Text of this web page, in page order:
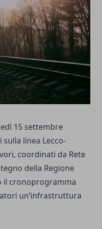
15 settembre
linea Lecco-
coordinati da Rete
della Regione
il cronoprogramma
un’infrastruttura